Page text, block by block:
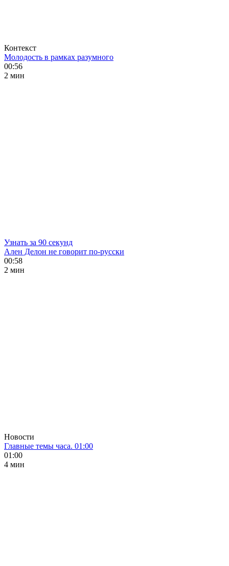
Контекст
Молодость в рамках разумного
00:56
2 мин
Узнать за 90 секунд
Ален Делон не говорит по-русски
00:58
2 мин
Новости
Главные темы часа. 01:00
01:00
4 мин